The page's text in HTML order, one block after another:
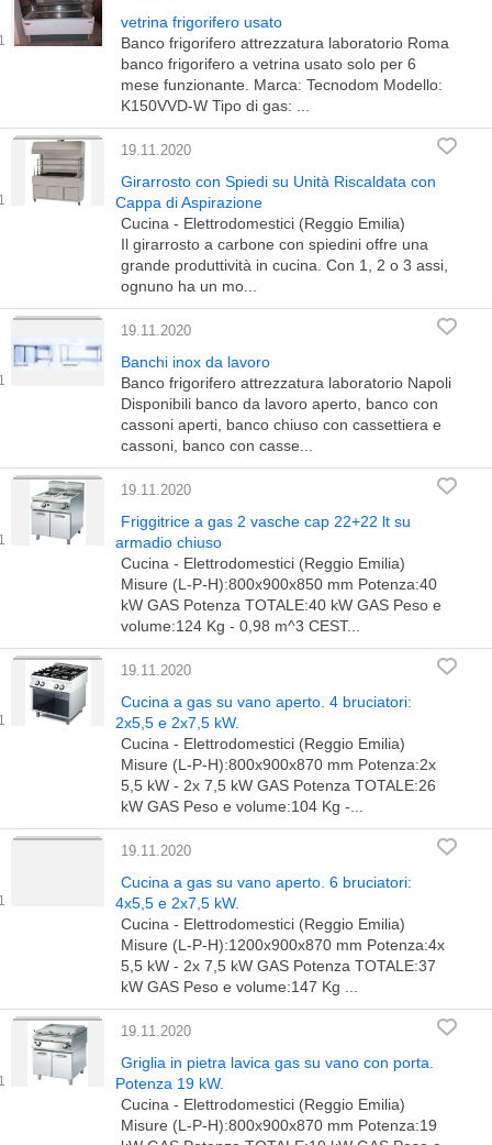
vetrina frigorifero usato
Banco frigorifero attrezzatura laboratorio Roma
banco frigorifero a vetrina usato solo per 6
mese funzionante. Marca: Tecnodom Modello:
K150VVD-W Tipo di gas: ...
19.11.2020
Girarrosto con Spiedi su Unità Riscaldata con
Cappa di Aspirazione
Cucina - Elettrodomestici (Reggio Emilia)
Il girarrosto a carbone con spiedini offre una
grande produttività in cucina. Con 1, 2 o 3 assi,
ognuno ha un mo...
19.11.2020
Banchi inox da lavoro
Banco frigorifero attrezzatura laboratorio Napoli
Disponibili banco da lavoro aperto, banco con
cassoni aperti, banco chiuso con cassettiera e
cassoni, banco con casse...
19.11.2020
Friggitrice a gas 2 vasche cap 22+22 lt su
armadio chiuso
Cucina - Elettrodomestici (Reggio Emilia)
Misure (L-P-H):800x900x850 mm Potenza:40
kW GAS Potenza TOTALE:40 kW GAS Peso e
volume:124 Kg - 0,98 m^3 CEST...
19.11.2020
Cucina a gas su vano aperto. 4 bruciatori:
2x5,5 e 2x7,5 kW.
Cucina - Elettrodomestici (Reggio Emilia)
Misure (L-P-H):800x900x870 mm Potenza:2x
5,5 kW - 2x 7,5 kW GAS Potenza TOTALE:26
kW GAS Peso e volume:104 Kg -...
19.11.2020
Cucina a gas su vano aperto. 6 bruciatori:
4x5,5 e 2x7,5 kW.
Cucina - Elettrodomestici (Reggio Emilia)
Misure (L-P-H):1200x900x870 mm Potenza:4x
5,5 kW - 2x 7,5 kW GAS Potenza TOTALE:37
kW GAS Peso e volume:147 Kg ...
19.11.2020
Griglia in pietra lavica gas su vano con porta.
Potenza 19 kW.
Cucina - Elettrodomestici (Reggio Emilia)
Misure (L-P-H):800x900x870 mm Potenza:19